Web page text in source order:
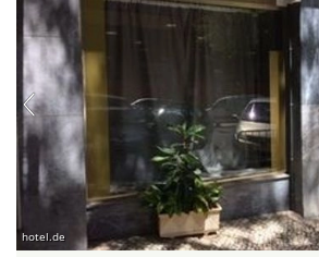
hotel.de